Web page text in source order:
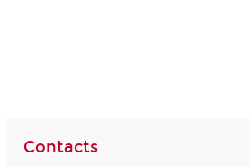
Contacts